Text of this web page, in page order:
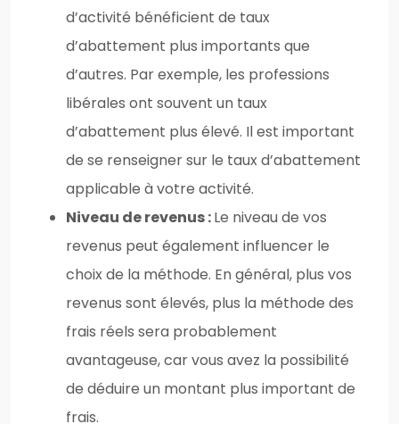
d’activité bénéficient de taux
d’abattement plus importants que
d’autres. Par exemple, les professions
libérales ont souvent un taux
d’abattement plus élevé. Il est important
de se renseigner sur le taux d’abattement
applicable à votre activité.
Niveau de revenus :Le niveau de vos
revenus peut également influencer le
choix de la méthode. En général, plus vos
revenus sont élevés, plus la méthode des
frais réels sera probablement
avantageuse, car vous avez la possibilité
de déduire un montant plus important de
frais.